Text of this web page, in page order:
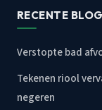
RECENTE
Verstopte bad
Tekenen riool
negeren